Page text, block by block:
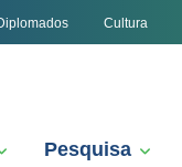
Cultura
Pesquisa